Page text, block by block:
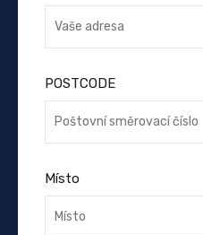
POSTCODE
Místo